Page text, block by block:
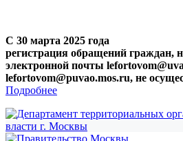
С 30 марта 2025 года
регистрация обращений граждан,
электронной почты
lefortovom@puvao.mos.ru, не
Подробнее